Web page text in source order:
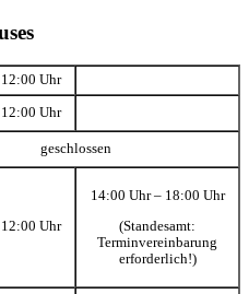
Uhr
Uhr
geschlossen
Uhr
14:00 Uhr – 18:00 Uhr
(Standesamt:
Terminvereinbarung
erforderlich!)